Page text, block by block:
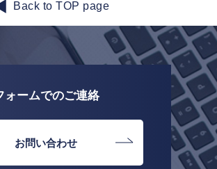
Back to TOP page
ォームでのご連絡
お問い合わせ